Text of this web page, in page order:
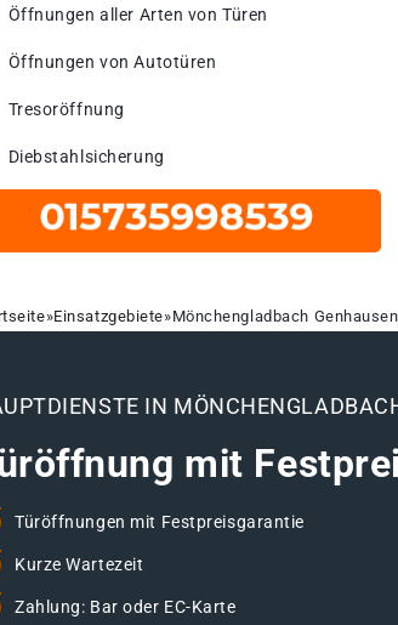
Öffnungen aller Arten von Türen
Öffnungen von Autotüren
Tresoröffnung
Diebstahlsicherung
»Einsatzgebiete»Mönchengladbach Genhausen
IN
mit
Türöffnungen mit Festpreisgarantie
Kurze Wartezeit
Zahlung: Bar oder EC-Karte